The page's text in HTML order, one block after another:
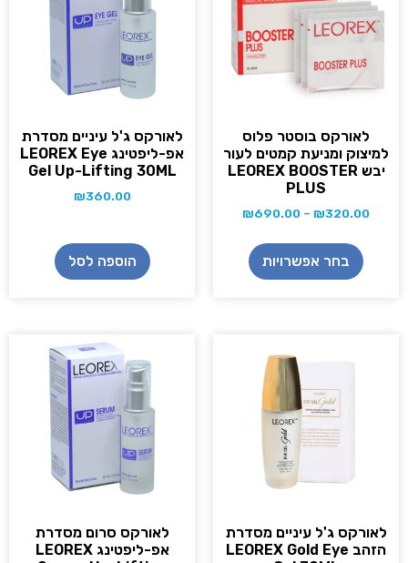
לאורקס בוסטר פלוס
למיצוק ומניעת קמטים לעור
יבש LEOREX BOOSTER
PLUS
₪320.00
–
₪690.00
בחר אפשרויות
לאורקס ג'ל עיניים מסדרת
אפ-ליפטינג LEOREX Eye
Gel Up-Lifting 30ML
₪360.00
הוספה לסל
לאורקס ג'ל עיניים מסדרת
הזהב LEOREX Gold Eye
לאורקס סרום מסדרת
אפ-ליפטינג LEOREX